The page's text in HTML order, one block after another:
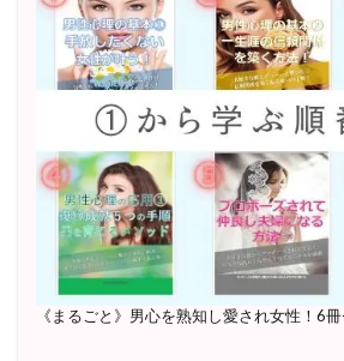
《まるごと》男心を熟知し愛され女性！6冊